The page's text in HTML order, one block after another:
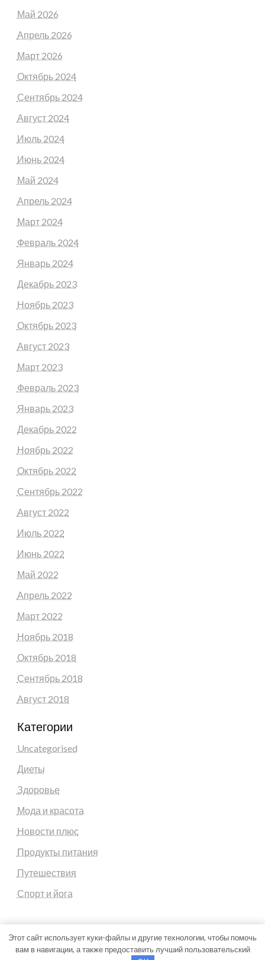
Май 2026
Апрель 2026
Март 2026
Октябрь 2024
Сентябрь 2024
Август 2024
Июль 2024
Июнь 2024
Май 2024
Апрель 2024
Март 2024
Февраль 2024
Январь 2024
Декабрь 2023
Ноябрь 2023
Октябрь 2023
Август 2023
Март 2023
Февраль 2023
Январь 2023
Декабрь 2022
Ноябрь 2022
Октябрь 2022
Сентябрь 2022
Август 2022
Июль 2022
Июнь 2022
Май 2022
Апрель 2022
Март 2022
Ноябрь 2018
Октябрь 2018
Сентябрь 2018
Август 2018
Категории
Uncategorised
Диеты
Здоровье
Мода и красота
Новости плюс
Продукты питания
Путешествия
Спорт и йога
Этот сайт использует куки-файлы и другие технологии, чтобы помочь
вам в навигации, а также предоставить лучший пользовательский